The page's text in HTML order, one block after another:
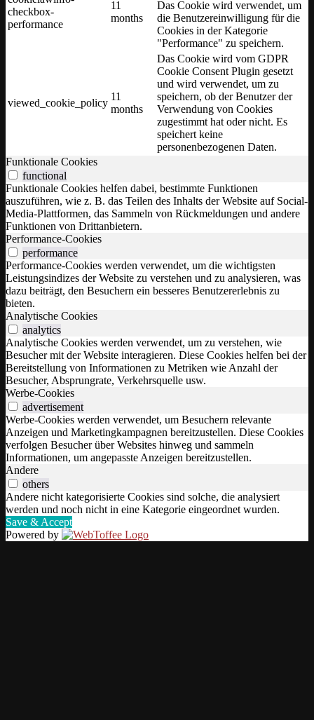
checkbox-
performance
11
months
Das Cookie wird verwendet, um
die Benutzereinwilligung für die
Cookies in der Kategorie
"Performance" zu speichern.
viewed_cookie_policy
11
months
Das Cookie wird vom GDPR
Cookie Consent Plugin gesetzt
und wird verwendet, um zu
speichern, ob der Benutzer der
Verwendung von Cookies
zugestimmt hat oder nicht. Es
speichert keine
personenbezogenen Daten.
Funktionale Cookies
functional
Funktionale Cookies helfen dabei, bestimmte Funktionen
auszuführen, wie z. B. das Teilen des Inhalts der Website auf Social-
Media-Plattformen, das Sammeln von Rückmeldungen und andere
Funktionen von Drittanbietern.
Performance-Cookies
performance
Performance-Cookies werden verwendet, um die wichtigsten
Leistungsindizes der Website zu verstehen und zu analysieren, was
dazu beiträgt, den Besuchern ein besseres Benutzererlebnis zu
bieten.
Analytische Cookies
analytics
Analytische Cookies werden verwendet, um zu verstehen, wie
Besucher mit der Website interagieren. Diese Cookies helfen bei der
Bereitstellung von Informationen zu Metriken wie Anzahl der
Besucher, Absprungrate, Verkehrsquelle usw.
Werbe-Cookies
advertisement
Werbe-Cookies werden verwendet, um Besuchern relevante
Anzeigen und Marketingkampagnen bereitzustellen. Diese Cookies
verfolgen Besucher über Websites hinweg und sammeln
Informationen, um angepasste Anzeigen bereitzustellen.
Andere
others
Andere nicht kategorisierte Cookies sind solche, die analysiert
werden und noch nicht in eine Kategorie eingeordnet wurden.
Save & Accept
Powered by